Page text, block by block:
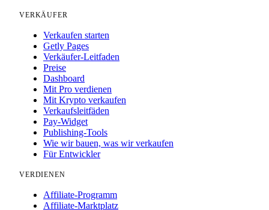
VERKÄUFER
Verkaufen starten
Getly Pages
Verkäufer-Leitfaden
Preise
Dashboard
Mit Pro verdienen
Mit Krypto verkaufen
Verkaufsleitfäden
Pay-Widget
Publishing-Tools
Wie wir bauen, was wir verkaufen
Für Entwickler
VERDIENEN
Affiliate-Programm
Affiliate-Marktplatz